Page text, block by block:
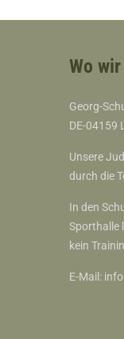
Wo
Georg-
DE-04159
Unsere
durch die
In den
Sporthalle
kein
E-Mail: